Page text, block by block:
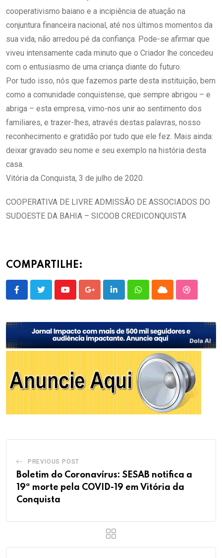
cooperativismo baiano e a incipiência de atuação na
conjuntura financeira nacional, até nos últimos momentos da
sua vida, não arredou pé da confiança. Pode-se afirmar que
viveu intensamente cada minuto que o Criador lhe concedeu
com o entusiasmo de uma criança diante do futuro.
Por tudo isso, nós que fazemos parte desta instituição, bem
como a comunidade conquistense, que sempre abrigou – e
abriga – esta empresa, vimo-nos unir ao sentimento dos
familiares, e trazer-lhes, através destas palavras, nosso
reconhecimento e gratidão por tudo que ele fez. Mais ainda:
deixar gravado seu nome e seu exemplo na história desta
casa.
Vitória da Conquista, 3 de julho de 2020.
COOPERATIVA DE LIVRE ADMISSÃO DE ASSOCIADOS DO
SUDOESTE DA BAHIA – SICOOB CREDICONQUISTA
COMPARTILHE:
YoutubeGoogle+LinkedInWhatsappCloud
PREVIOUS POST
Boletim do Coronavírus: SESAB notifica a
19ª morte pela COVID-19 em Vitória da
Conquista